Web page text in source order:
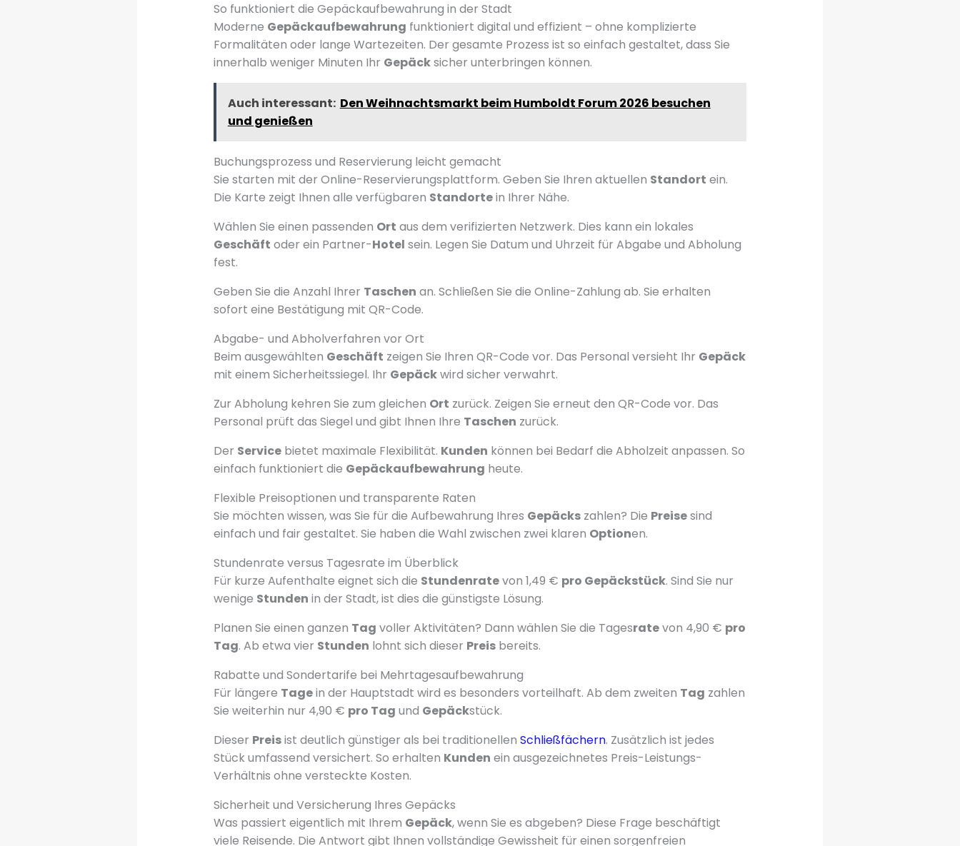
So funktioniert die Gepäckaufbewahrung in der Stadt
Moderne Gepäckaufbewahrung funktioniert digital und effizient – ohne komplizierte
Formalitäten oder lange Wartezeiten. Der gesamte Prozess ist so einfach gestaltet, dass Sie
innerhalb weniger Minuten Ihr Gepäcksicher unterbringen können.
Auch interessant: Den Weihnachtsmarkt beim Humboldt Forum 2026 besuchen
und genießen
Buchungsprozess und Reservierung leicht gemacht
Sie starten mit der Online-Reservierungsplattform. Geben Sie Ihren aktuellen Standort ein.
Die Karte zeigt Ihnen alle verfügbaren Standortein Ihrer Nähe.
Wählen Sie einen passenden Ort aus dem verifizierten Netzwerk. Dies kann ein lokales
Geschäft oder ein Partner-Hotel sein. Legen Sie Datum und Uhrzeit für Abgabe und Abholung
fest.
Geben Sie die Anzahl Ihrer Taschen an. Schließen Sie die Online-Zahlung ab. Sie erhalten
sofort eine Bestätigung mit QR-Code.
Abgabe- und Abholverfahren vor Ort
Beim ausgewählten Geschäft zeigen Sie Ihren QR-Code vor. Das Personal versieht Ihr Gepäck
mit einem Sicherheitssiegel. Ihr Gepäckwird sicher verwahrt.
Zur Abholung kehren Sie zum gleichen Ort zurück. Zeigen Sie erneut den QR-Code vor. Das
Personal prüft das Siegel und gibt Ihnen Ihre Taschen zurück.
Der Servicebietet maximale Flexibilität. Kunden können bei Bedarf die Abholzeit anpassen. So
einfach funktioniert die Gepäckaufbewahrung heute.
Flexible Preisoptionen und transparente Raten
Sie möchten wissen, was Sie für die Aufbewahrung Ihres Gepäckszahlen? Die Preisesind
einfach und fair gestaltet. Sie haben die Wahl zwischen zwei klaren Optionen.
Stundenrate versus Tagesrate im Überblick
Für kurze Aufenthalte eignet sich die Stundenratevon 1,49 € pro Gepäckstück. Sind Sie nur
wenige Stunden in der Stadt, ist dies die günstigste Lösung.
Planen Sie einen ganzen Tag voller Aktivitäten? Dann wählen Sie die Tagesratevon 4,90 € pro
Tag. Ab etwa vier Stunden lohnt sich dieser Preisbereits.
Rabatte und Sondertarife bei Mehrtagesaufbewahrung
Für längere Tagein der Hauptstadt wird es besonders vorteilhaft. Ab dem zweiten Tag zahlen
Sie weiterhin nur 4,90 € pro Tag und Gepäckstück.
Dieser Preisist deutlich günstiger als bei traditionellen Schließfächern. Zusätzlich ist jedes
Stück umfassend versichert. So erhalten Kunden ein ausgezeichnetes Preis-Leistungs-
Verhältnis ohne versteckte Kosten.
Sicherheit und Versicherung Ihres Gepäcks
Was passiert eigentlich mit Ihrem Gepäck, wenn Sie es abgeben? Diese Frage beschäftigt
viele Reisende. Die Antwort gibt Ihnen vollständige Gewissheit für einen sorgenfreien